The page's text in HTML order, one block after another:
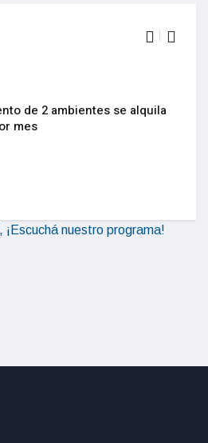
de 2 ambientes se alquila
mes